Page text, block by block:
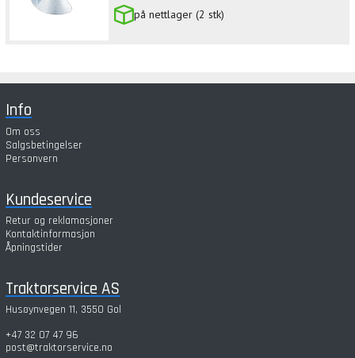
på nettlager (2 stk)
Info
Om oss
Salgsbetingelser
Personvern
Kundeservice
Retur og reklamasjoner
Kontaktinformasjon
Åpningstider
Traktorservice AS
Husøynvegen 11, 3550 Gol
+47 32 07 47 96
post@traktorservice.no